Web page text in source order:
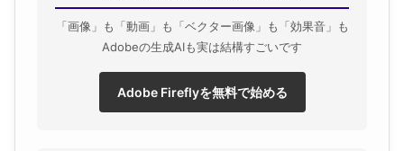
「画像」も「動画」も「ベクター画像」も「効果音」も
Adobeの生成AIも実は結構すごいです
Adobe Fireflyを無料で始める